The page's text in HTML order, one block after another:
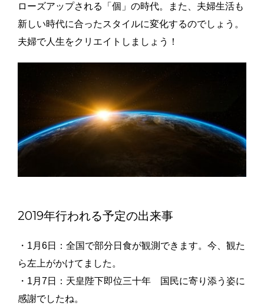
ローズアップされる「個」の時代。また、夫婦生活も
新しい時代に合ったスタイルに変化するのでしょう。
夫婦で人生をクリエイトしましょう！
2019年行われる予定の出来事
・1月6日：全国で部分日食が観測できます。今、 観た
ら左上がかけてました。
・1月7日：天皇陛下即位三十年 国民に寄り添う姿に
感謝でしたね。